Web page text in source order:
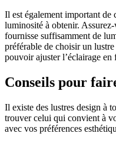
Il est également important
luminosité à obtenir.
fournisse suffisamment de
préférable de choisir un
pouvoir ajuster l’éclairage
Conseils pour
Il existe des lustres design à
trouver celui qui convient à
avec vos préférences